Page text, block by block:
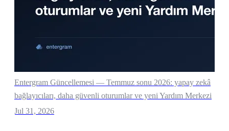
Entergram Güncellemesi — Temmuz sonu 2026: yapay zekâ
bağlayıcıları, daha güvenli oturumlar ve yeni Yardım Merkezi
Jul 31, 2026